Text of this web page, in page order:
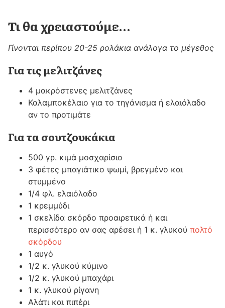
Τι θα χρειαστούμε…
Γίνονται περίπου 20-25 ρολάκια ανάλογα το μέγεθος
Για τις μελιτζάνες
4 μακρόστενες μελιτζάνες
Καλαμποκέλαιο για το τηγάνισμα ή ελαιόλαδο
αν το προτιμάτε
Για τα σουτζουκάκια
500 γρ. κιμά μοσχαρίσιο
3 φέτες μπαγιάτικο ψωμί, βρεγμένο και
στυμμένο
1/4 φλ. ελαιόλαδο
1 κρεμμύδι
1 σκελίδα σκόρδο προαιρετικά ή και
περισσότερο αν σας αρέσει ή 1 κ. γλυκού πολτό
σκόρδου
1 αυγό
1/2 κ. γλυκού κύμινο
1/2 κ. γλυκού μπαχάρι
1 κ. γλυκού ρίγανη
Αλάτι και πιπέρι